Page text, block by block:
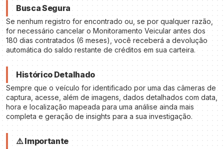
Busca Segura
Se nenhum registro for encontrado ou, se por qualquer razão,
for necessário cancelar o Monitoramento Veicular antes dos
180 dias contratados (6 meses), você receberá a devolução
automática do saldo restante de créditos em sua carteira.
Histórico Detalhado
Sempre que o veículo for identificado por uma das câmeras de
captura, acesse, além de imagens, dados detalhados com data,
hora e localização mapeada para uma análise ainda mais
completa e geração de insights para a sua investigação.
⚠️ Importante